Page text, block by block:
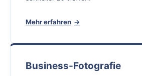
Mehr erfahren
Business-Fotografie